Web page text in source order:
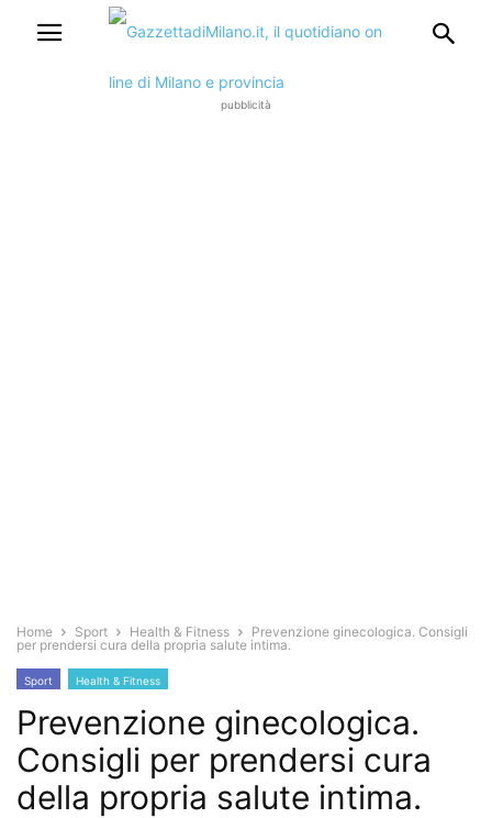
pubblicità
Home Sport Health & Fitness
Prevenzione ginecologica. Consigli
per prendersi cura della propria salute intima.
Sport Health & Fitness
Prevenzione ginecologica.
Consigli per prendersi cura
della propria salute intima.